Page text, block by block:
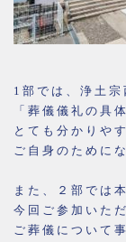
1部では、浄土
「葬儀儀礼の具
とても分かりやす
ご自身のために
また、２部では
今回ご参加いた
ご葬儀について